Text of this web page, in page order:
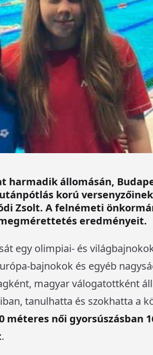
harmadik állomásán,
korú
Zsolt. A felnémeti
eredményeit.
egy olimpiai- és
bajnokok és egyéb
magyar válogatottként
tanulhatta és szokhatta a
méteres női gyorsúszásban
.